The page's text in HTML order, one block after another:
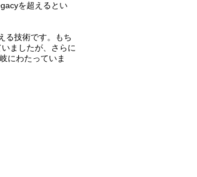
を超えるとい
る技術です。もち
ましたが、さらに
にわたっていま